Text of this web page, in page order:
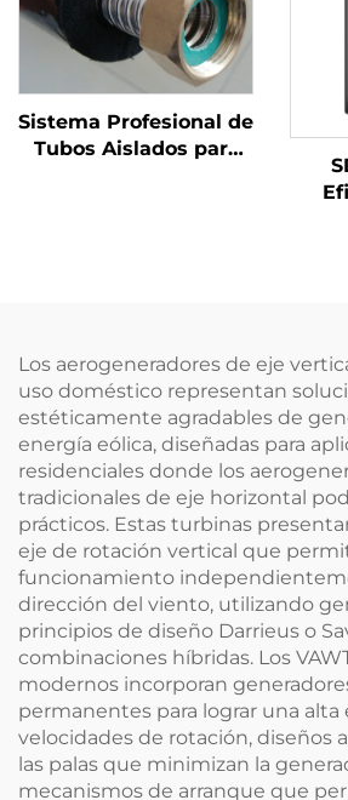
Sistema Profesional de
Tubos Aislados para
Los aerogeneradores de eje
uso doméstico representan
estéticamente agradables de
energía eólica, diseñadas para
residenciales donde los
tradicionales de eje horizontal
prácticos. Estas turbinas
eje de rotación vertical que
funcionamiento
dirección del viento, utilizando
principios de diseño Darrieus o
combinaciones híbridas. Los
modernos incorporan
permanentes para lograr una alta
velocidades de rotación, diseños
las palas que minimizan la
mecanismos de arranque que